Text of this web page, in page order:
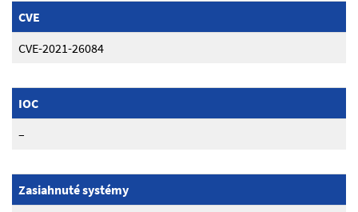
CVE
CVE-2021-26084
IOC
–
Zasiahnuté systémy